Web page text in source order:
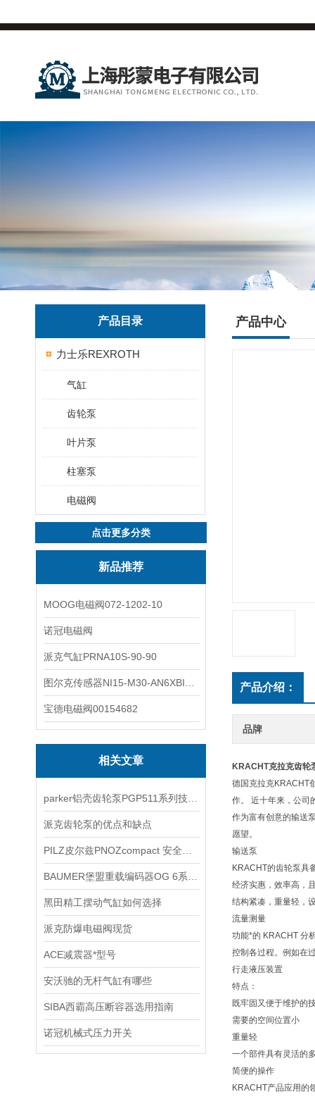
产品目录
力士乐REXROTH
气缸
齿轮泵
叶片泵
柱塞泵
电磁阀
点击更多分类
新品推荐
MOOG电磁阀072-1202-10
诺冠电磁阀
派克气缸PRNA10S-90-90
宝德电磁阀00154682
相关文章
派克齿轮泵的优点和缺点
黑田精工摆动气缸如何选择
派克防爆电磁阀现货
ACE减震器*型号
安沃驰的无杆气缸有哪些
SIBA西霸高压断容器选用指南
诺冠机械式压力开关
产品中心
产品介绍：
品牌
KRACHT克拉克齿轮
德国克拉克KRACHT
作。 近十年来，公司
作为富有创意的输送
愿望。
输送泵
KRACHT的齿轮泵具
经济实惠，效率高，
结构紧凑，重量轻，
流量测量
功能*的 KRACHT 分
控制各过程。例如在
行走液压装置
特点：
既牢固又便于维护的
需要的空间位置小
重量轻
一个部件具有灵活的
简便的操作
KRACHT产品应用的